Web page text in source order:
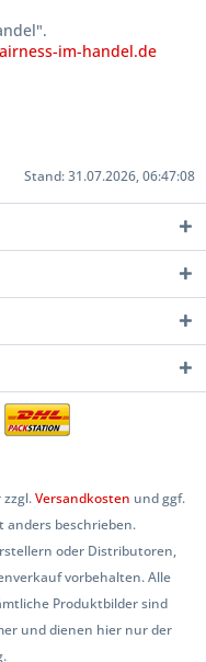
im-handel.de
Stand: 31.07.2026, 06:47:08
Versandkosten und ggf.
beschrieben.
oder Distributoren,
vorbehalten. Alle
Produktbilder sind
und dienen hier nur der